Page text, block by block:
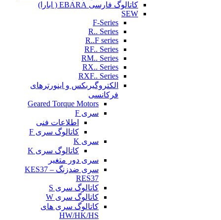
کاتالوگ فارسی EBARA ( ابارا)
SEW
F-Series
R.. Series
R..F series
RF.. Series
RM.. Series
RX.. Series
RXF.. Series
الکتروگیربکس و اینورترهای
فرکانسی
Geared Torque Motors
سری F
اطلاعات فنی
کاتالوگ سری F
سری K
کاتالوگ سری K
سری دور متغیر
سری ضدزنگ KES37 –
RES37
کاتالوگ سری S
کاتالوگ سری W
کاتالوگ سری های
HW/HK/HS